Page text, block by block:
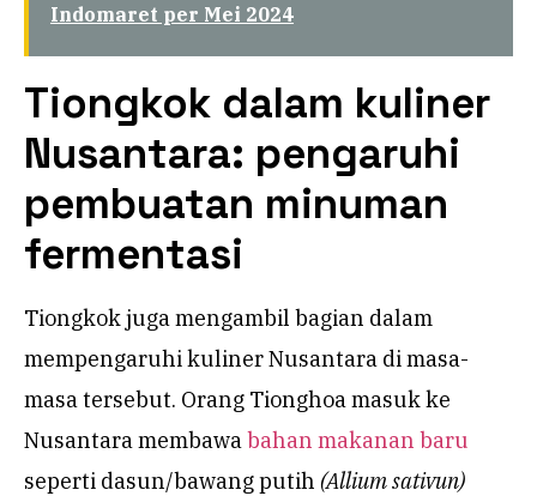
Indomaret per Mei 2024
Tiongkok dalam kuliner
Nusantara: pengaruhi
pembuatan minuman
fermentasi
Tiongkok juga mengambil bagian dalam
mempengaruhi kuliner Nusantara di masa-
masa tersebut. Orang Tionghoa masuk ke
Nusantara membawabahan makanan baru
seperti dasun/bawang putih (Allium sativun)